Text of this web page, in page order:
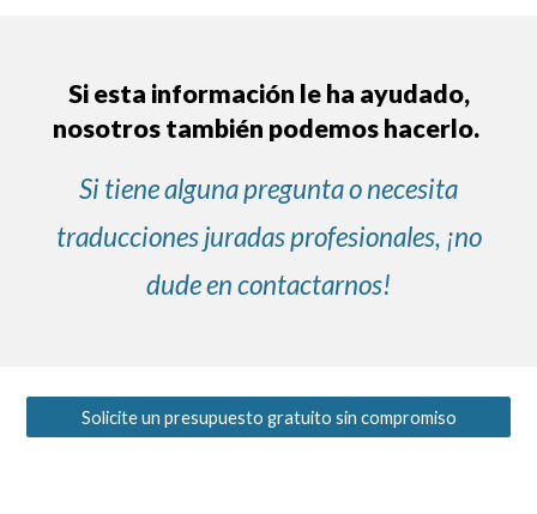
Si esta información le ha ayudado,
nosotros también podemos hacerlo.
Si tiene alguna pregunta o necesita
traducciones juradas profesionales, ¡no
dude en contactarnos!
Solicite un presupuesto gratuito sin compromiso